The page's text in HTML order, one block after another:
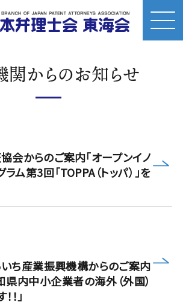
関からのお知らせ
会からのご案内「オープンイノ
ム第3回「TOPPA（トッパ）」を
ち産業振興機構からのご案内
県内中小企業者の海外（外国）
！」